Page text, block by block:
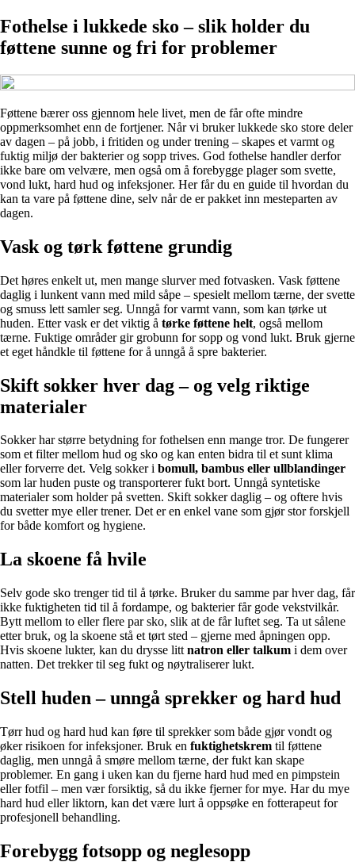
Fothelse i lukkede sko – slik holder du
føttene sunne og fri for problemer
Føttene bærer oss gjennom hele livet, men de får ofte mindre
oppmerksomhet enn de fortjener. Når vi bruker lukkede sko store deler
av dagen – på jobb, i fritiden og under trening – skapes et varmt og
fuktig miljø der bakterier og sopp trives. God fothelse handler derfor
ikke bare om velvære, men også om å forebygge plager som svette,
vond lukt, hard hud og infeksjoner. Her får du en guide til hvordan du
kan ta vare på føttene dine, selv når de er pakket inn mesteparten av
dagen.
Vask og tørk føttene grundig
Det høres enkelt ut, men mange slurver med fotvasken. Vask føttene
daglig i lunkent vann med mild såpe – spesielt mellom tærne, der svette
og smuss lett samler seg. Unngå for varmt vann, som kan tørke ut
huden. Etter vask er det viktig å tørke føttene helt, også mellom
tærne. Fuktige områder gir grobunn for sopp og vond lukt. Bruk gjerne
et eget håndkle til føttene for å unngå å spre bakterier.
Skift sokker hver dag – og velg riktige
materialer
Sokker har større betydning for fothelsen enn mange tror. De fungerer
som et filter mellom hud og sko og kan enten bidra til et sunt klima
eller forverre det. Velg sokker i bomull, bambus eller ullblandinger
som lar huden puste og transporterer fukt bort. Unngå syntetiske
materialer som holder på svetten. Skift sokker daglig – og oftere hvis
du svetter mye eller trener. Det er en enkel vane som gjør stor forskjell
for både komfort og hygiene.
La skoene få hvile
Selv gode sko trenger tid til å tørke. Bruker du samme par hver dag, får
ikke fuktigheten tid til å fordampe, og bakterier får gode vekstvilkår.
Bytt mellom to eller flere par sko, slik at de får luftet seg. Ta ut sålene
etter bruk, og la skoene stå et tørt sted – gjerne med åpningen opp.
Hvis skoene lukter, kan du drysse litt natron eller talkum i dem over
natten. Det trekker til seg fukt og nøytraliserer lukt.
Stell huden – unngå sprekker og hard hud
Tørr hud og hard hud kan føre til sprekker som både gjør vondt og
øker risikoen for infeksjoner. Bruk en fuktighetskrem til føttene
daglig, men unngå å smøre mellom tærne, der fukt kan skape
problemer. En gang i uken kan du fjerne hard hud med en pimpstein
eller fotfil – men vær forsiktig, så du ikke fjerner for mye. Har du mye
hard hud eller liktorn, kan det være lurt å oppsøke en fotterapeut for
profesjonell behandling.
Forebygg fotsopp og neglesopp